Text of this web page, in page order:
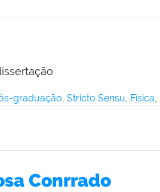
graduação, Stricto Sensu, Física,
Conrrado